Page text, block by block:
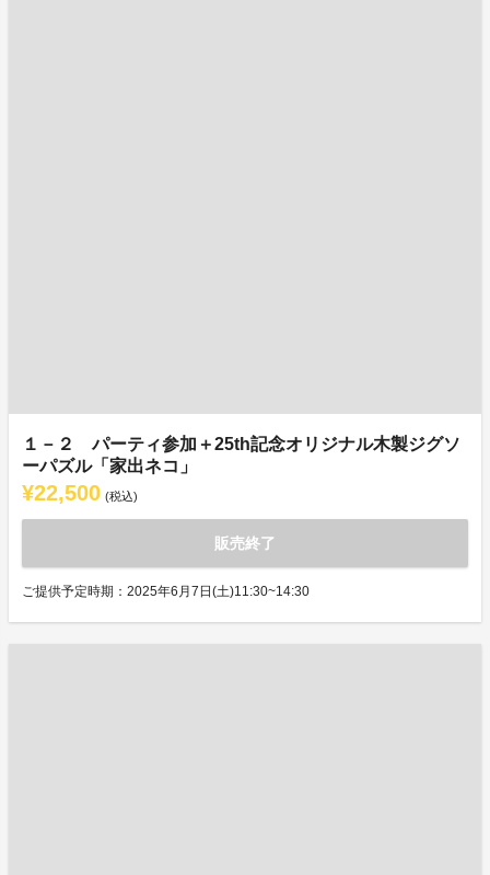
１－２ パーティ参加＋25th記念オリジナル木製ジグソ
ーパズル「家出ネコ」
¥22,500 (税込)
販売終了
ご提供予定時期：2025年6月7日(土)11:30~14:30